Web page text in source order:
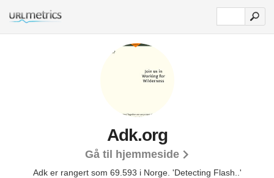
Adk.org
Gå til hjemmeside
Adk er rangert som 69.593 i Norge. 'Detecting Flash..'